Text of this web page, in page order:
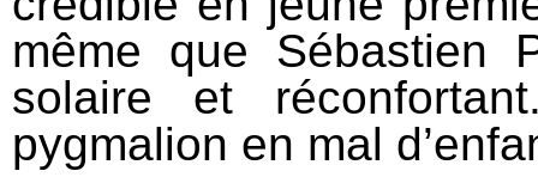
même que Sébastien
solaire et
pygmalion en mal